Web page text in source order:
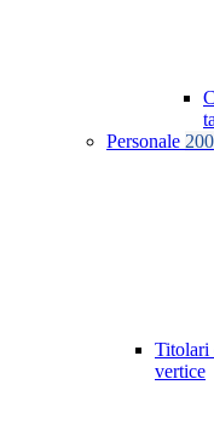
Personale 200
Titolari
vertice